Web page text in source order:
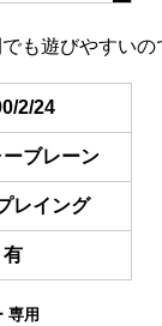
も遊びやすいの
2/24
ブレーン
レイング
有
専用